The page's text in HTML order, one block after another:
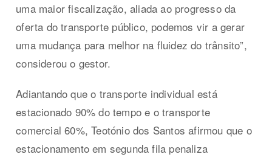
uma maior fiscalização, aliada ao progresso da
oferta do transporte público, podemos vir a gerar
uma mudança para melhor na fluidez do trânsito”,
considerou o gestor.
Adiantando que o transporte individual está
estacionado 90% do tempo e o transporte
comercial 60%, Teotónio dos Santos afirmou que o
estacionamento em segunda fila penaliza